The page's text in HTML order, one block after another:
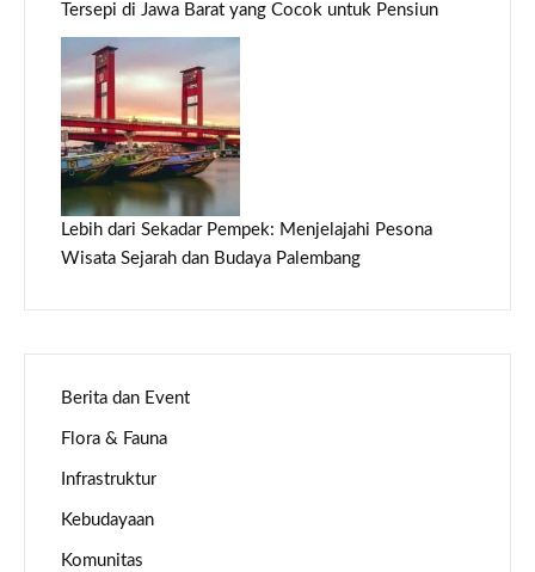
Tersepi di Jawa Barat yang Cocok untuk Pensiun
Lebih dari Sekadar Pempek: Menjelajahi Pesona
Wisata Sejarah dan Budaya Palembang
Berita dan Event
Flora & Fauna
Infrastruktur
Kebudayaan
Komunitas